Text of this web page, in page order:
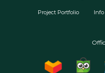
Project Portfolio